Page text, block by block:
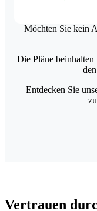
Möchten Sie kein
Die Pläne beinhalten
Entdecken Sie
Vertrauen